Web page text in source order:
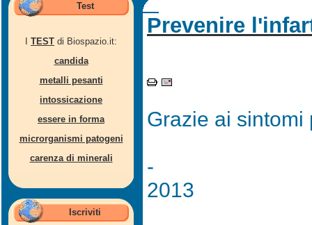
Test
TEST di Biospazio.it:
candida
metalli pesanti
intossicazione
essere in forma
microrganismi patogeni
carenza di minerali
Iscriviti
Prevenire
Grazie ai sintomi
-
2013